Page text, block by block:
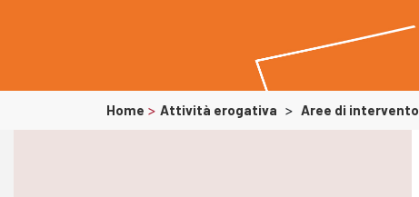
Home > Attività erogativa > Aree di intervento